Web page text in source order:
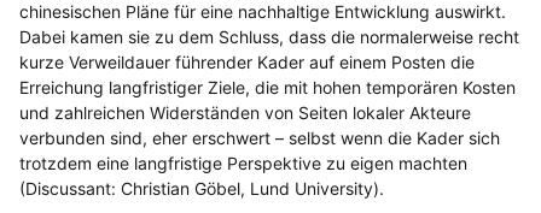
chinesischen Pläne für eine nachhaltige Entwicklung auswirkt.
Dabei kamen sie zu dem Schluss, dass die normalerweise recht
kurze Verweildauer führender Kader auf einem Posten die
Erreichung langfristiger Ziele, die mit hohen temporären Kosten
und zahlreichen Widerständen von Seiten lokaler Akteure
verbunden sind, eher erschwert – selbst wenn die Kader sich
trotzdem eine langfristige Perspektive zu eigen machten
(Discussant: Christian Göbel, Lund University).